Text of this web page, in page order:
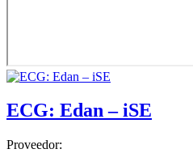
ECG: Edan – iSE
Proveedor: